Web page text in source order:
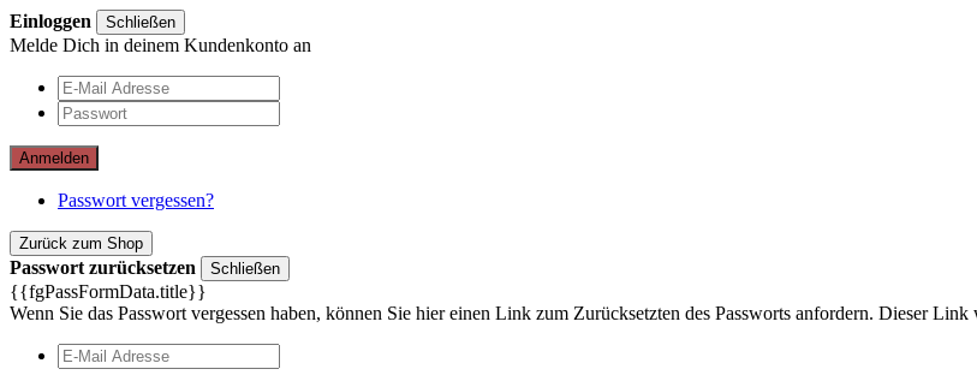
Einloggen Schließen
Melde Dich in deinem Kundenkonto an
Anmelden
Passwort vergessen?
Zurück zum Shop
Passwort zurücksetzen Schließen
{{fgPassFormData.title}}
Wenn Sie das Passwort vergessen haben, können Sie hier einen Link zum Zurücksetzten des Passworts anfordern. Dieser